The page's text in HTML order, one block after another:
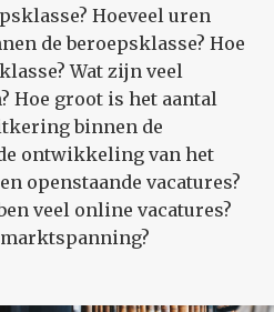
Hoeveel uren
de beroepsklasse? Hoe
Wat zijn veel
Hoe groot is het aantal
binnen de
ontwikkeling van het
openstaande vacatures?
veel online vacatures?